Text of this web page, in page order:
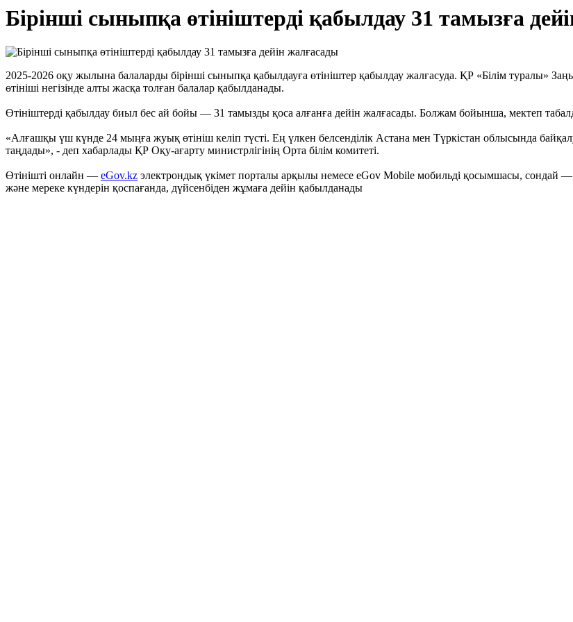
Бірінші сыныпқа өтініштерді қабылдау 31 тамызға
2025-2026 оқу жылына балаларды бірінші сыныпқа қабылдауға өтініштер қабылдау жалғасуда. ҚР «Білім туралы»
өтініші негізінде алты жасқа толған балалар қабылданады.
Өтініштерді қабылдау биыл бес ай бойы — 31 тамызды қоса алғанға дейін жалғасады. Болжам бойынша, мектеп
«Алғашқы үш күнде 24 мыңға жуық өтініш келіп түсті. Ең үлкен белсенділік Астана мен Түркістан облысында
таңдады», - деп хабарлады ҚР Оқу-ағарту министрлігінің Орта білім комитеті.
Өтінішті онлайн — eGov.kz электрондық үкімет порталы арқылы немесе eGov Mobile мобильді қосымшасы, сондай —
және мереке күндерін қоспағанда, дүйсенбіден жұмаға дейін қабылданады